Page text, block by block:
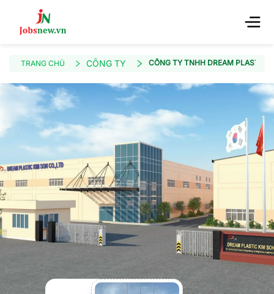
TRANG CHỦ CÔNG TY CÔNG TY TNHH DREAM PLASTIC